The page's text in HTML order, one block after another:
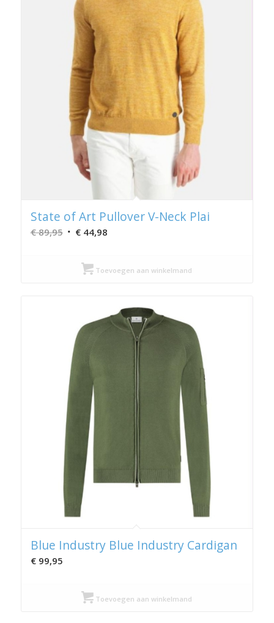
State of Art Pullover V-Neck Plai
€89,95 Oorspronkelijke
was:
€ 89,95.
€44,98Huidige
€ 44,98.
Toevoegen aan winkelmand
Blue Industry Blue Industry Cardigan
€99,95
Toevoegen aan winkelmand